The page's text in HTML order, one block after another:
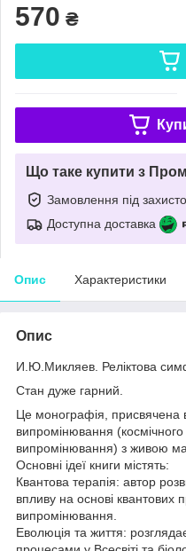
570 ₴
Що таке купити з
Замовлення під
Доступна доставка
Опис Характеристики
Опис
И.Ю.Микляев. Реліктова
Стан дуже гарний.
Це монографія, присвячена
випромінювання
випромінювання) з живою
Основні ідеї книги містять:
Квантова терапія: автор
впливу на основі квантових
випромінювання.
Еволюція та життя: